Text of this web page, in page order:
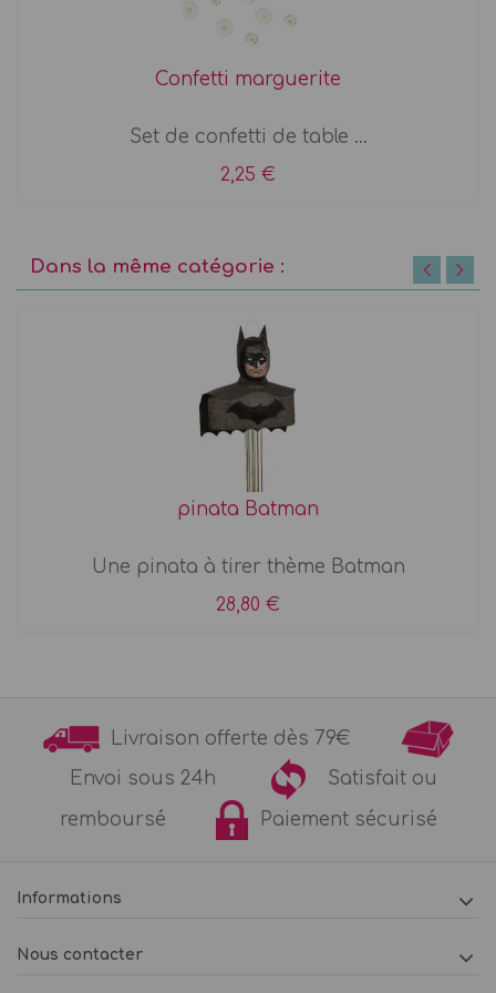
Confetti marguerite
Set de confetti de table ...
2,25 €
Dans la même catégorie :
pinata Batman
Une pinata à tirer thème Batman
28,80 €
Livraison offerte dès 79€
Envoi sous 24h
Satisfait ou
remboursé
Paiement sécurisé
Informations
Nous contacter